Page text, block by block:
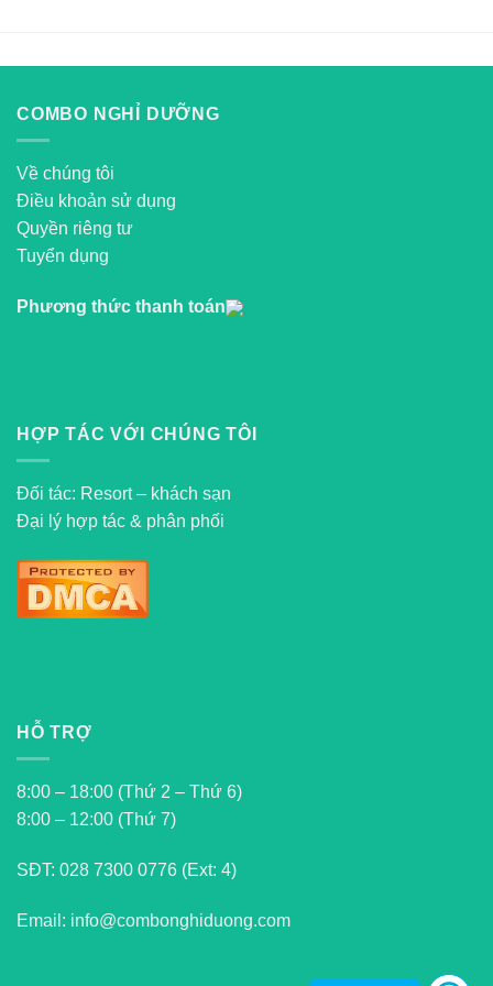
Adaaran Club
COMBO NGHỈ DƯỠNG
Về chúng tôi
Điều khoản sử dụng
Quyền riêng tư
Tuyển dụng
Phương thức thanh toán
HỢP TÁC VỚI CHÚNG TÔI
Đối tác: Resort – khách sạn
Đại lý hợp tác & phân phối
HỖ TRỢ
8:00 – 18:00 (Thứ 2 – Thứ 6)
8:00 – 12:00 (Thứ 7)
SĐT: 028 7300 0776 (Ext: 4)
Email: info@combonghiduong.com